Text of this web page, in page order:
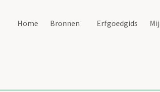
Home Bronnen Erfgoedgids